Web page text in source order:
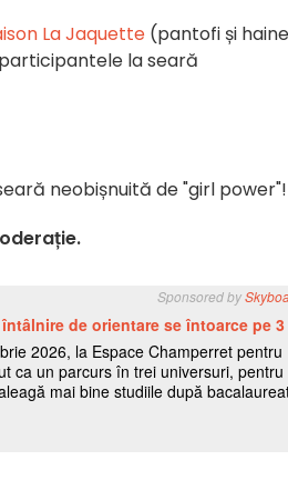
La Jaquette (pantofi și
la seară
neobișnuită de "girl power"!